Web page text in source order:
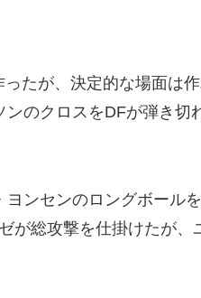
たが、決定的な場面は
のクロスをDFが弾き切
ンセンのロングボール
が総攻撃を仕掛けたが